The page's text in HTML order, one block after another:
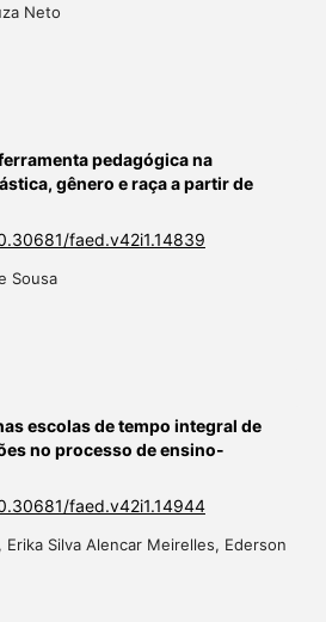
Neto
pedagógica na
gênero e raça a partir de
faed.v42i1.14839
Sousa
escolas de tempo integral de
no processo de ensino-
faed.v42i1.14944
Silva Alencar Meirelles, Ederson